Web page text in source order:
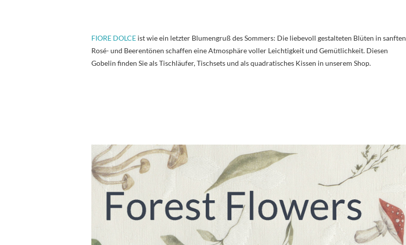
FIORE DOLCE ist wie ein letzter Blumengruß des Sommers: Die liebevoll gestalteten Blüten in sanften
Rosé- und Beerentönen schaffen eine Atmosphäre voller Leichtigkeit und Gemütlichkeit. Diesen
Gobelin finden Sie als Tischläufer, Tischsets und als quadratisches Kissen in unserem Shop.